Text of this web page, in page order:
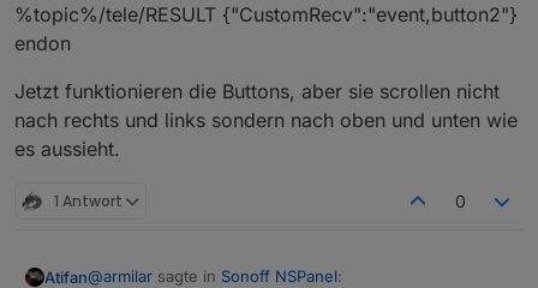
%topic%/tele/RESULT {"CustomRecv":"event,button2"}
endon
Jetzt funktionieren die Buttons, aber sie scrollen nicht
nach rechts und links sondern nach oben und unten wie
es aussieht.
1 Antwort 0
Atifan@armilar sagte in Sonoff NSPanel: